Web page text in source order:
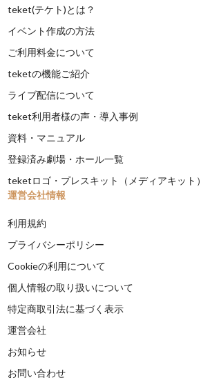
teket(テケト)とは？
イベント作成の方法
ご利用料金について
teketの機能ご紹介
ライブ配信について
teket利用者様の声・導入事例
資料・マニュアル
登録済み劇場・ホール一覧
teketロゴ・プレスキット（メディアキット）
運営会社情報
利用規約
プライバシーポリシー
Cookieの利用について
個人情報の取り扱いについて
特定商取引法に基づく表示
運営会社
お知らせ
お問い合わせ